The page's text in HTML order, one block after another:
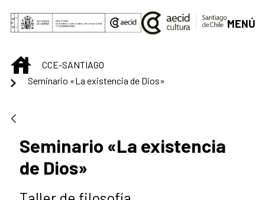
Saltar al contenido principal
MENÚ
INICIOCCE-SANTIAGO
Seminario «La existencia de Dios»
Seminario «La existencia
de Dios»